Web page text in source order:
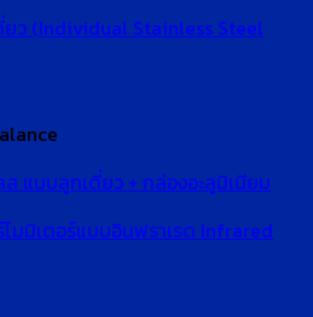
แบบลูกเดี่ยว + กล่องอะลูมิเนียม